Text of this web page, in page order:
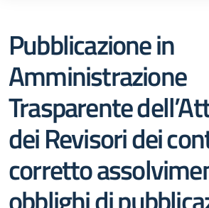
Pubblicazione in
Amministrazione
Trasparente
dei Revisori dei
corretto